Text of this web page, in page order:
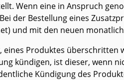
Wenn eine in Anspruch
der Bestellung eines
und mit den neuen
Produktes
kündigen, ist dieser, wenn
Kündigung des